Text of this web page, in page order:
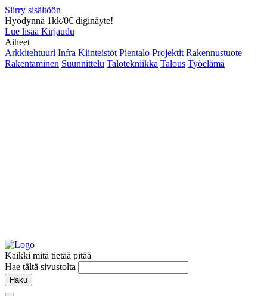
Siirry sisältöön
Hyödynnä 1kk/0€ diginäyte!
Lue lisää Kirjaudu
Aiheet
Arkkitehtuuri Infra Kiinteistöt Pientalo Projektit Rakennustuote
Rakentaminen Suunnittelu Talotekniikka Talous Työelämä
Kaikki mitä tietää pitää
Hae tältä sivustolta
Haku